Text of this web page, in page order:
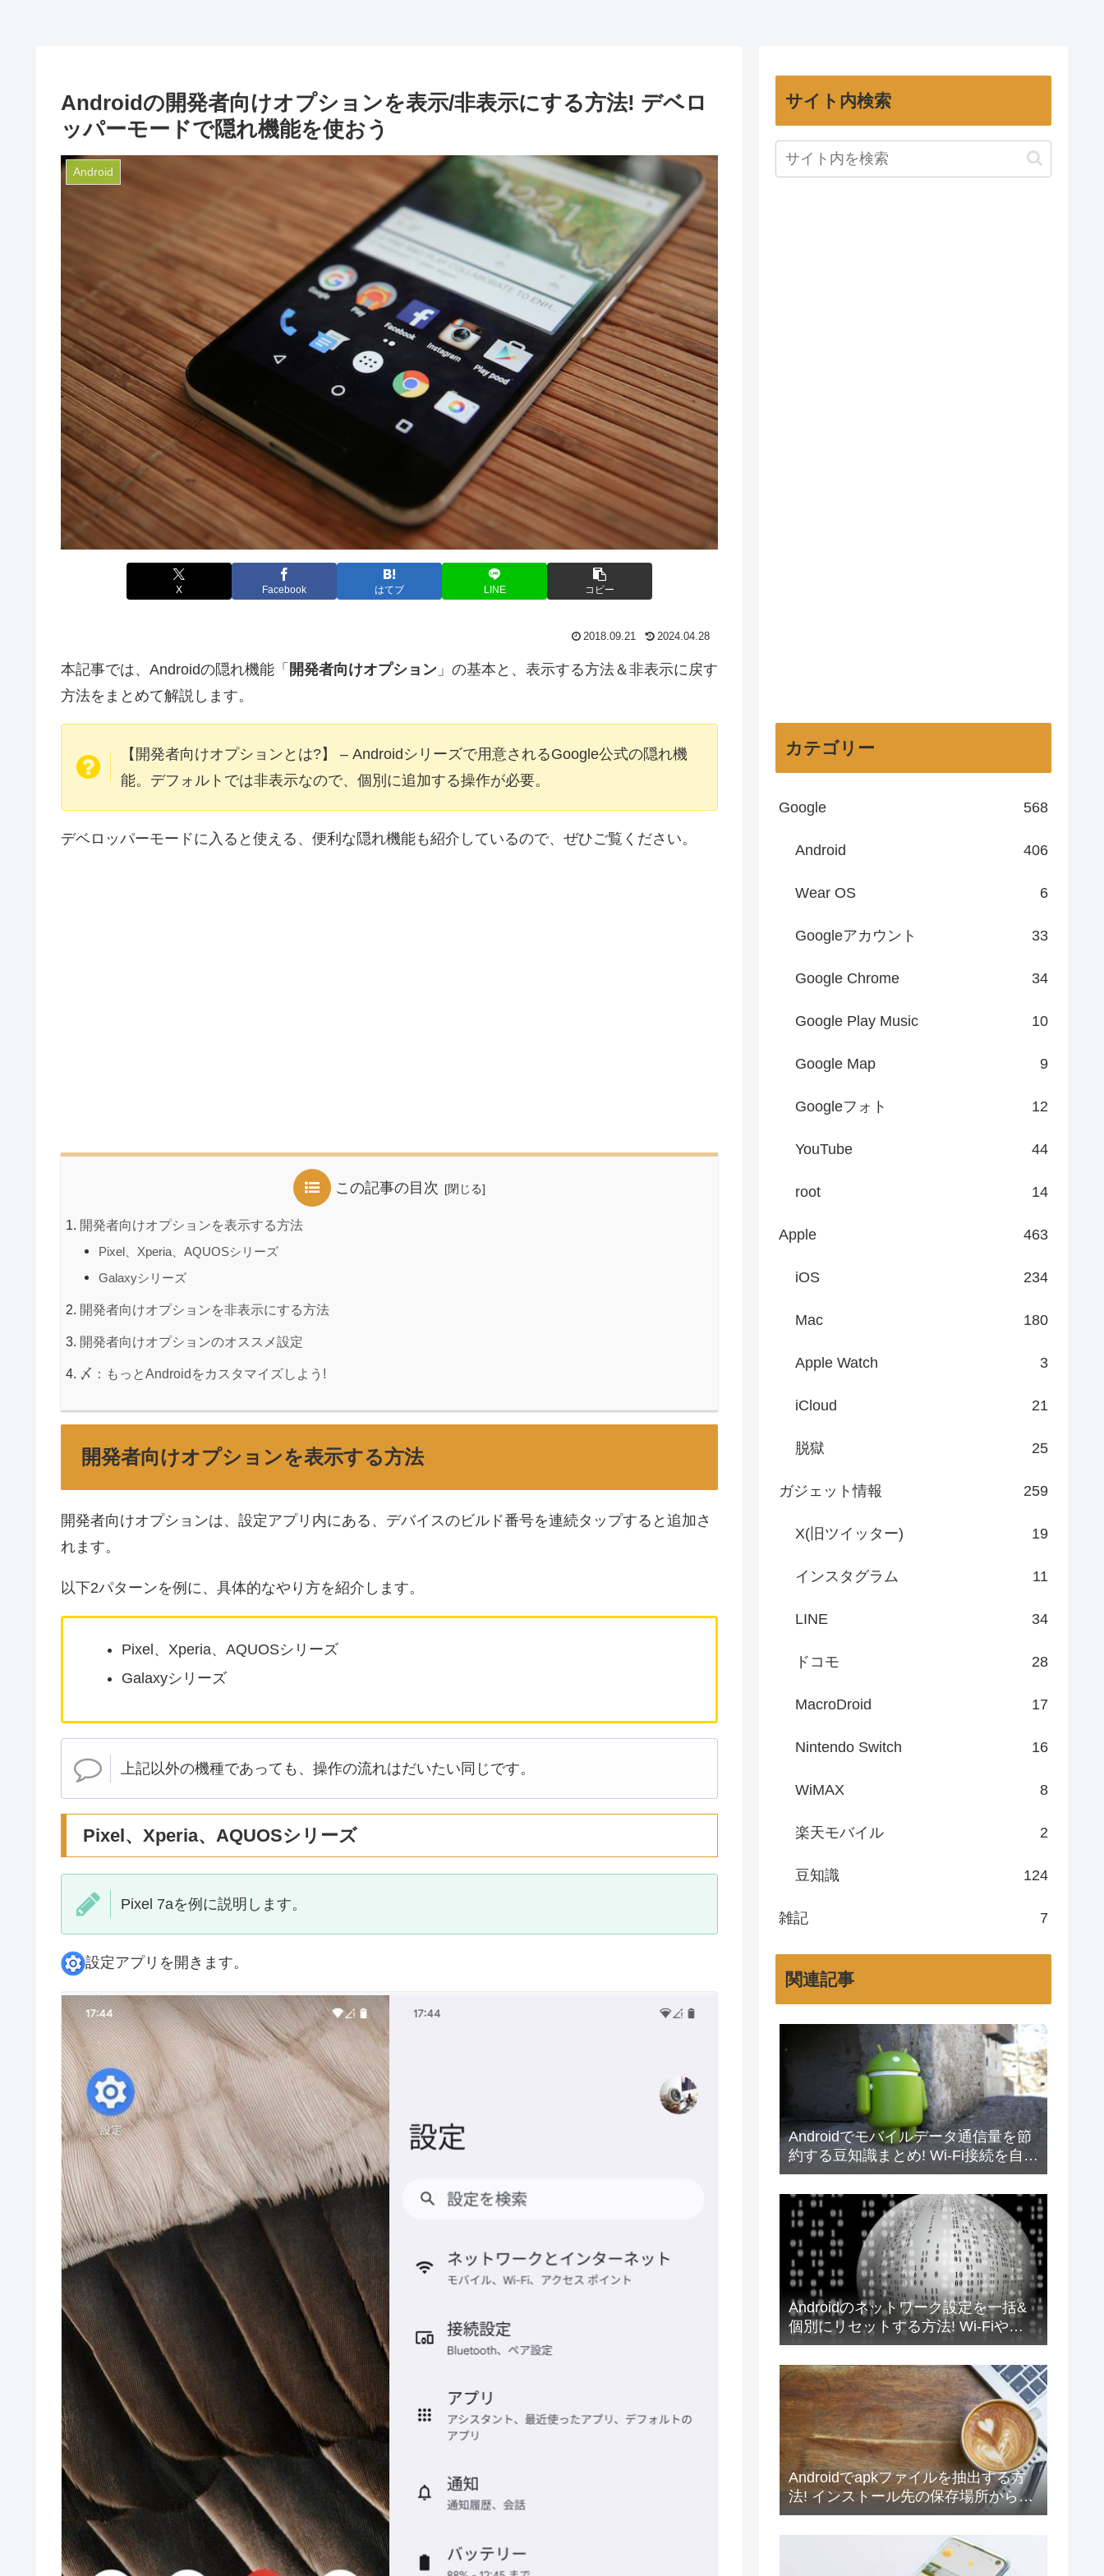
Androidの開発者向けオプションを表示/非表示にする方法! デベロ
ッパーモードで隠れ機能を使おう
Android
X Facebook はてブ LINE コピー
2018.09.21 2024.04.28
本記事では、Androidの隠れ機能「 開発者向けオプション 」の基本と、表示する方法＆非表示に戻す
方法をまとめて解説します。
【開発者向けオプションとは?】 – Androidシリーズで用意されるGoogle公式の隠れ機
能。デフォルトでは非表示なので、個別に追加する操作が必要。
デベロッパーモードに入ると使える、便利な隠れ機能も紹介しているので、ぜひご覧ください。
この記事の目次
開発者向けオプションを表示する方法
Pixel、Xperia、AQUOSシリーズ
Galaxyシリーズ
開発者向けオプションを非表示にする方法
開発者向けオプションのオススメ設定
〆：もっとAndroidをカスタマイズしよう!
開発者向けオプションを表示する方法
開発者向けオプションは、設定アプリ内にある、デバイスのビルド番号を連続タップすると追加さ
れます。
以下2パターンを例に、具体的なやり方を紹介します。
Pixel、Xperia、AQUOSシリーズ
Galaxyシリーズ
上記以外の機種であっても、操作の流れはだいたい同じです。
Pixel、Xperia、AQUOSシリーズ
Pixel 7aを例に説明します。
設定アプリを開きます。
サイト内検索
カテゴリー
Google 568
Android 406
Wear OS 6
Googleアカウント 33
Google Chrome 34
Google Play Music 10
Google Map 9
Googleフォト 12
YouTube 44
root 14
Apple 463
iOS 234
Mac 180
Apple Watch 3
iCloud 21
脱獄 25
ガジェット情報 259
X(旧ツイッター) 19
インスタグラム 11
LINE 34
ドコモ 28
MacroDroid 17
Nintendo Switch 16
WiMAX 8
楽天モバイル 2
豆知識 124
雑記 7
関連記事
Androidでモバイルデータ通信量を節
約する豆知識まとめ! Wi-Fi接続を自動
化して賢くLTE(4G)を管理しよう
Androidのネットワーク設定を一括&
個別にリセットする方法! Wi-Fiや
Bluetoothの情報を初期化しよう
Androidでapkファイルを抽出する方
法! インストール先の保存場所からダ
ウンロードしよう